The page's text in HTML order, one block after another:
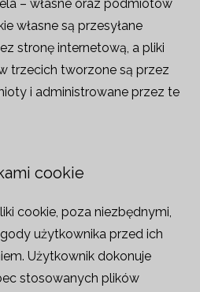
– własne oraz podmiotów
własne są przesyłane
stronę internetową, a pliki
trzecich tworzone są przez
i administrowane przez te
cookie
cookie, poza niezbędnymi,
użytkownika przed ich
Użytkownik dokonuje
stosowanych plików